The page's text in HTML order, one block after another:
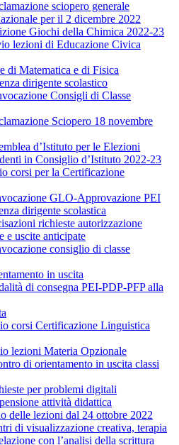
sciopero generale
per il 2 dicembre 2022
Giochi della Chimica 2022-23
lezioni di Educazione Civica
di Matematica e di Fisica
dirigente scolastico
Consigli di Classe
Sciopero 18 novembre
d’Istituto per le Elezioni
in Consiglio d’Istituto 2022-23
corsi per la Certificazione
GLO-Approvazione PEI
dirigente scolastica
richieste autorizzazione
e uscite anticipate
consiglio di classe
in uscita
di consegna PEI-PDP-PFP alla
corsi Certificazione Linguistica
lezioni Materia Opzionale
di orientamento in uscita classi
per problemi digitali
attività didattica
delle lezioni dal 24 ottobre 2022
di visualizzazione creativa, terapia
con l’analisi della scrittura